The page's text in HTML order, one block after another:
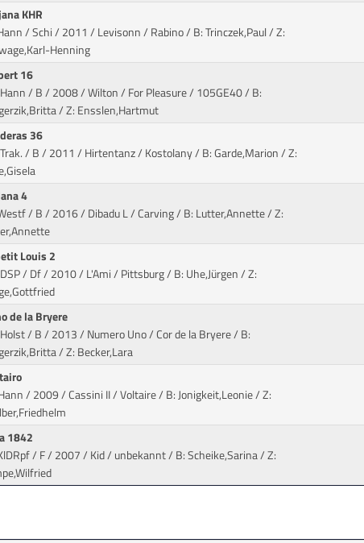
KHR
/ Schi / 2011 / Levisonn / Rabino/ B: Trinczek,Paul / Z:
Henning
16
/ B / 2008 / Wilton / For Pleasure/ 105GE40 / B:
/ Z: Ensslen,Hartmut
36
/ B / 2011 / Hirtentanz / Kostolany/ B: Garde,Marion / Z:
4
/ B / 2016 / Dibadu L / Carving/ B: Lutter,Annette / Z:
Louis 2
/ Df / 2010 / L'Ami / Pittsburg/ B: Uhe,Jürgen / Z:
de la Bryere
/ B / 2013 / Numero Uno / Cor de la Bryere/ B:
/ Z: Becker,Lara
/ 2009 / Cassini II / Voltaire/ B: Jonigkeit,Leonie / Z:
1842
/ F / 2007 / Kid / unbekannt/ B: Scheike,Sarina / Z: